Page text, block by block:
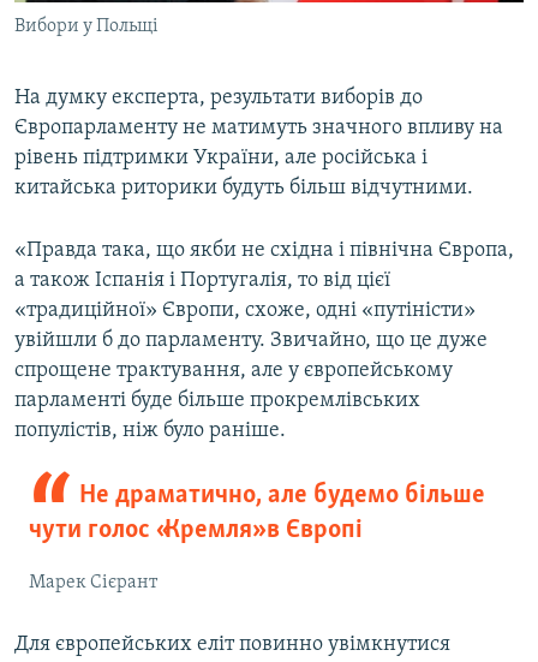
Вибори у Польщі
На думку експерта, результати виборів до
Європарламенту не матимуть значного впливу на
рівень підтримки України, але російська і
китайська риторики будуть більш відчутними.
«Правда така, що якби не східна і північна Європа,
а також Іспанія і Португалія, то від цієї
«традиційної» Європи, схоже, одні «путіністи»
увійшли б до парламенту. Звичайно, що це дуже
спрощене трактування, але у європейському
парламенті буде більше прокремлівських
популістів, ніж було раніше.
Не драматично, але будемо більше
чути голос «Кремля» в Європі
Марек Сієрант
Для європейських еліт повинно увімкнутися